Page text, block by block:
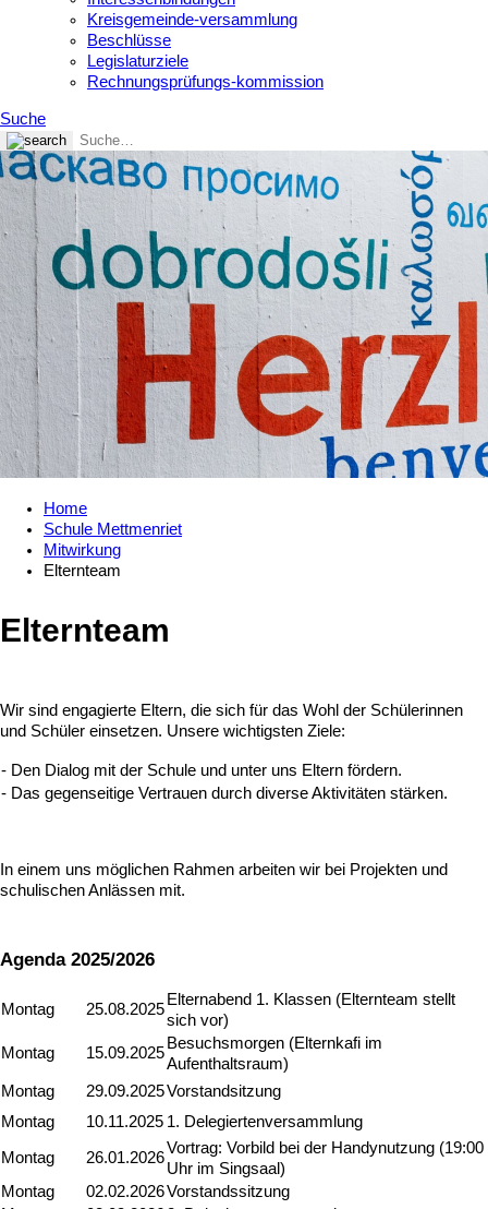
Kreisgemeinde-versammlung
Beschlüsse
Legislaturziele
Rechnungsprüfungs-kommission
Suche
Home
Schule Mettmenriet
Mitwirkung
Elternteam
Elternteam
Wir sind engagierte Eltern, die sich für das Wohl der Schülerinnen
und Schüler einsetzen. Unsere wichtigsten Ziele:
- Den Dialog mit der Schule und unter uns Eltern fördern.
- Das gegenseitige Vertrauen durch diverse Aktivitäten stärken.
In einem uns möglichen Rahmen arbeiten wir bei Projekten und
schulischen Anlässen mit.
Agenda 2025/2026
Montag 25.08.2025
Elternabend 1. Klassen (Elternteam stellt
sich vor)
Montag
15.09.2025
Besuchsmorgen (Elternkafi im
Aufenthaltsraum)
Montag
29.09.2025Vorstandsitzung
Montag
10.11.2025 1. Delegiertenversammlung
Montag 26.01.2026
Vortrag: Vorbild bei der Handynutzung (19:00
Uhr im Singsaal)
Montag
02.02.2026Vorstandssitzung